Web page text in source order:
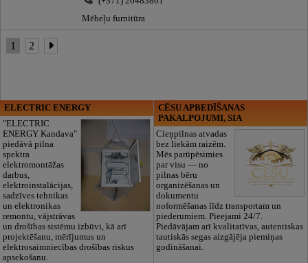
Mēbeļu furnitūra
1 2
ELECTRIC ENERGY
"ELECTRIC
ENERGY Kandava"
piedāvā pilna
spektra
elektromontāžas
darbus,
elektroinstalācijas,
sadzīves tehnikas
un elektronikas
remontu, vājstrāvas
un drošības sistēmu izbūvi, kā arī
projektēšanu, mērījumus un
elektrosaimniecības drošības riskus
apsekošanu.
CĒSU APBEDĪŠANAS
PAKALPOJUMI, SIA
Cieņpilnas atvadas
bez liekām raizēm.
Mēs parūpēsimies
par visu — no
pilnas bēru
organizēšanas un
dokumentu
noformēšanas līdz transportam un
piederumiem. Pieejami 24/7.
Piedāvājam arī kvalitatīvas, autentiskas
tautiskās segas aizgājēja piemiņas
godināšanai.